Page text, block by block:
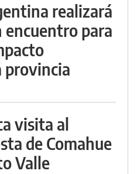
realizará
encuentro para
provincia
visita al
de Comahue
Valle